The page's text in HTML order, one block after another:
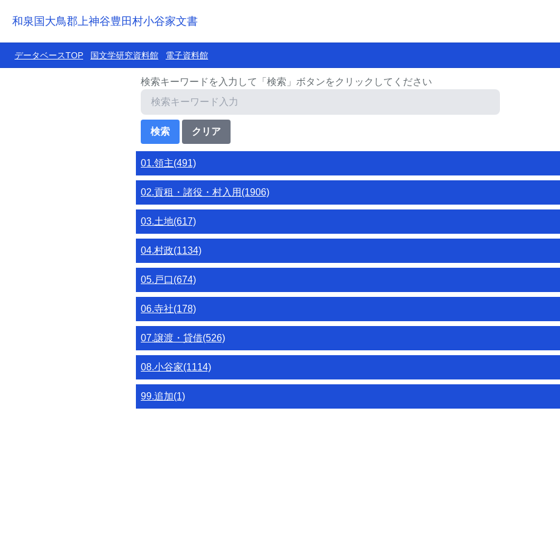
和泉国大鳥郡上神谷豊田村小谷家文書
データベースTOP 国文学研究資料館 電子資料館
検索キーワードを入力して「検索」ボタンをクリックしてください
01.領主(491)
02.貢租・諸役・村入用(1906)
03.土地(617)
04.村政(1134)
05.戸口(674)
06.寺社(178)
07.譲渡・貸借(526)
08.小谷家(1114)
99.追加(1)